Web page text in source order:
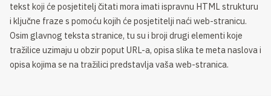
tekst koji će posjetitelj čitati mora imati ispravnu HTML strukturu
i ključne fraze s pomoću kojih će posjetitelji naći web-stranicu.
Osim glavnog teksta stranice, tu su i broji drugi elementi koje
tražilice uzimaju u obzir poput URL-a, opisa slika te meta naslova i
opisa kojima se na tražilici predstavlja vaša web-stranica.